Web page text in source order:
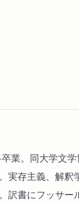
業。同大学文
実存主義、解釈
訳書にフッサー